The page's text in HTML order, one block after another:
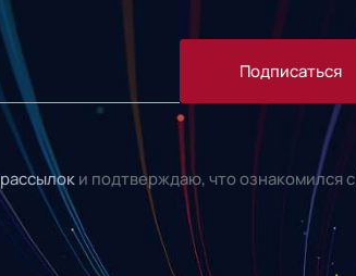
Подписаться
рассылок и подтверждаю, что ознакомился с